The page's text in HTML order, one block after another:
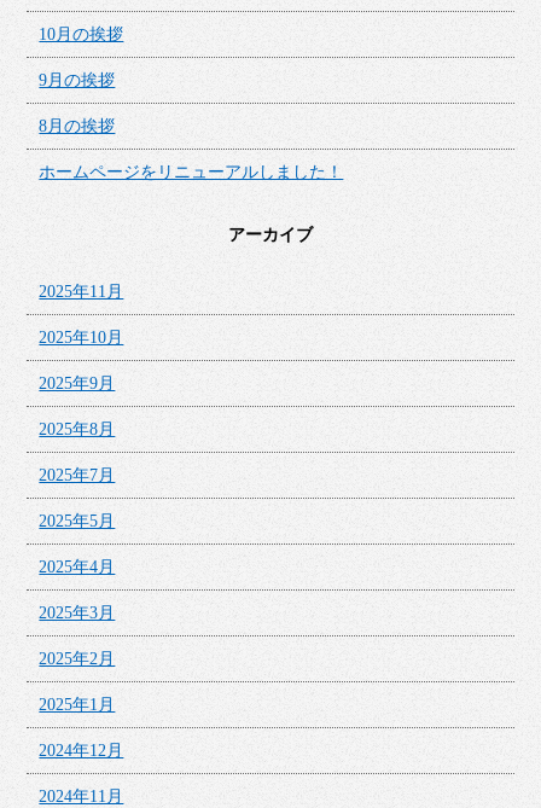
10月の挨拶
9月の挨拶
8月の挨拶
ホームページをリニューアルしました！
アーカイブ
2025年11月
2025年10月
2025年9月
2025年8月
2025年7月
2025年5月
2025年4月
2025年3月
2025年2月
2025年1月
2024年12月
2024年11月